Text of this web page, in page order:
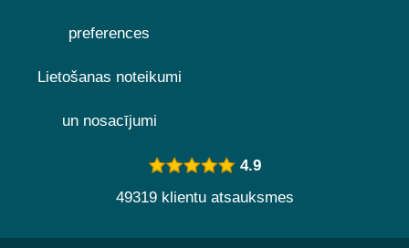
preferences
Lietošanas noteikumi
un nosacījumi
4.9
49319 klientu atsauksmes